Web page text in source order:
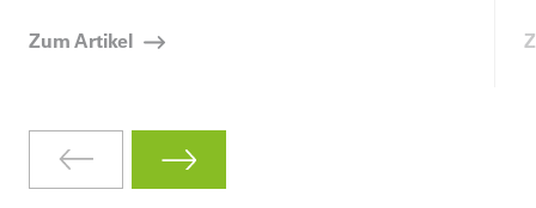
Zum Artikel